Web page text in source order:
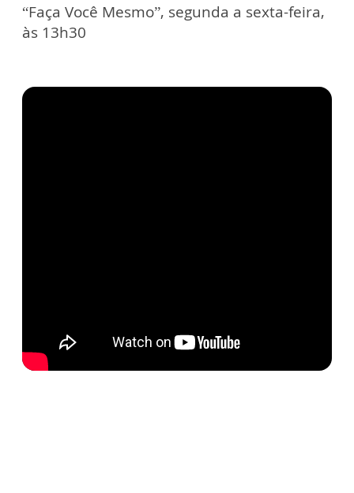
“Faça Você Mesmo”, segunda a sexta-feira,
às 13h30